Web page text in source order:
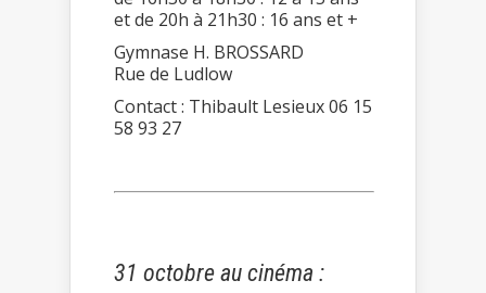
et de 20h à 21h30 : 16 ans et +
Gymnase H. BROSSARD
Rue de Ludlow
Contact : Thibault Lesieux 06 15
58 93 27
31 octobre au cinéma :